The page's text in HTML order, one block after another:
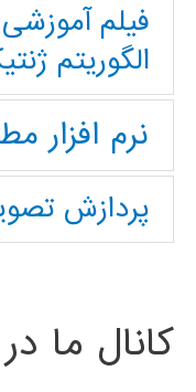
فیلم
الگوریتم
نرم افزار
پردازش
کانال ما